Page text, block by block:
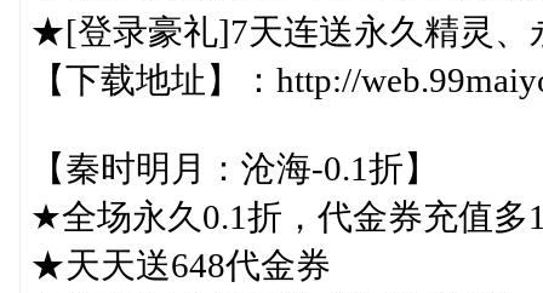
★[登录豪礼]7天连送永久精灵、
【下载地址】：http://
【秦时明月：沧海-0.1折】
★全场永久0.1折，代金券充值多
★天天送648代金券